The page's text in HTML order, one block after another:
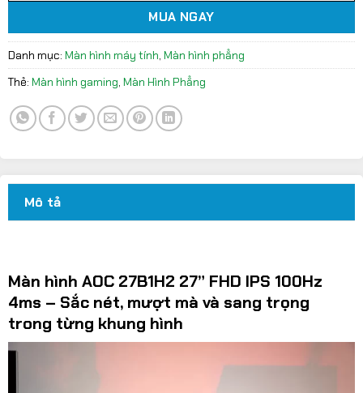
MUA NGAY
Danh mục: Màn hình máy tính, Màn hình phẳng
Thẻ: Màn hình gaming, Màn Hình Phẳng
Mô tả
Màn hình AOC 27B1H2 27” FHD IPS 100Hz
4ms – Sắc nét, mượt mà và sang trọng
trong từng khung hình